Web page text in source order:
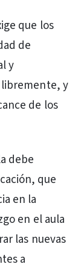
que los
de
y
y
de los
debe
que
en la
en el aula
las nuevas
a